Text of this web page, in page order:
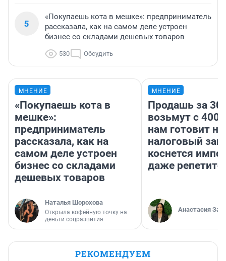
5
«Покупаешь кота в мешке»: предприниматель
рассказала, как на самом деле устроен
бизнес со складами дешевых товаров
530 Обсудить
МНЕНИЕ
«Покупаешь кота в
мешке»:
предприниматель
рассказала, как на
самом деле устроен
бизнес со складами
дешевых товаров
Наталья Шорохова
Открыла кофейную точку на
деньги соцразвития
МНЕНИЕ
Продашь за
возьмут с
нам готовит
налоговый
коснется
даже
Анастасия
РЕКОМЕНДУЕМ